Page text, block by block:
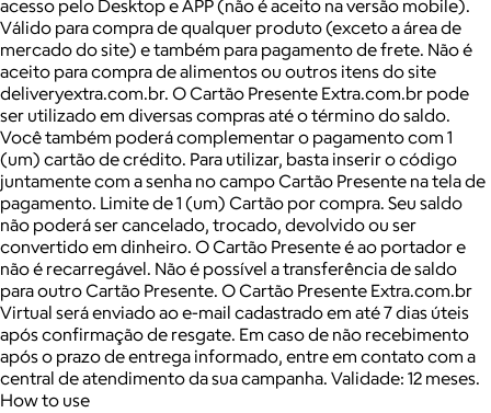
acesso pelo Desktop e APP (não é aceito na versão mobile).
Válido para compra de qualquer produto (exceto a área de
mercado do site) e também para pagamento de frete. Não é
aceito para compra de alimentos ou outros itens do site
deliveryextra.com.br. O Cartão Presente Extra.com.br pode
ser utilizado em diversas compras até o término do saldo.
Você também poderá complementar o pagamento com 1
(um) cartão de crédito. Para utilizar, basta inserir o código
juntamente com a senha no campo Cartão Presente na tela de
pagamento. Limite de 1 (um) Cartão por compra. Seu saldo
não poderá ser cancelado, trocado, devolvido ou ser
convertido em dinheiro. O Cartão Presente é ao portador e
não é recarregável. Não é possível a transferência de saldo
para outro Cartão Presente. O Cartão Presente Extra.com.br
Virtual será enviado ao e-mail cadastrado em até 7 dias úteis
após confirmação de resgate. Em caso de não recebimento
após o prazo de entrega informado, entre em contato com a
central de atendimento da sua campanha. Validade: 12 meses.
How to use